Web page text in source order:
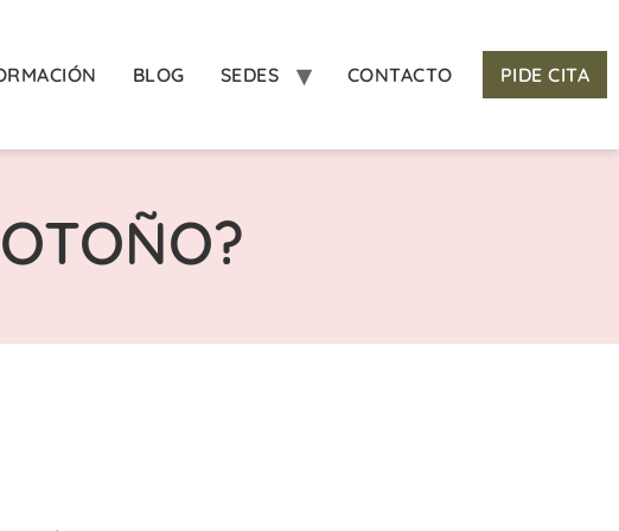
BLOG SEDES CONTACTO PIDE CITA